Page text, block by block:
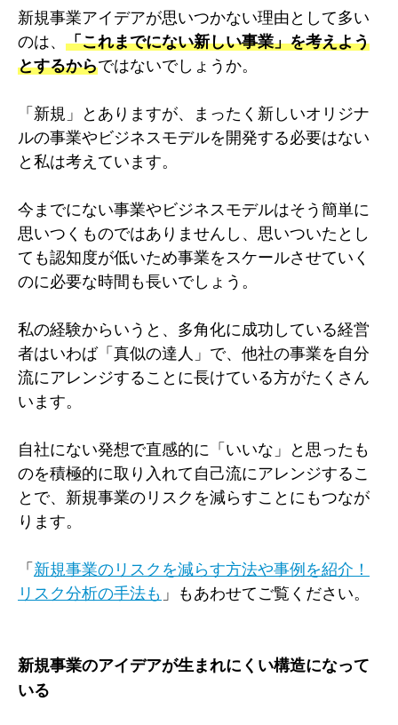
新規事業アイデアが思いつかない理由として多い
のは、 「これまでにない新しい事業」を考えよう
とするからではないでしょうか。
「新規」とありますが、まったく新しいオリジナ
ルの事業やビジネスモデルを開発する必要はない
と私は考えています。
今までにない事業やビジネスモデルはそう簡単に
思いつくものではありませんし、思いついたとし
ても認知度が低いため事業をスケールさせていく
のに必要な時間も長いでしょう。
私の経験からいうと、多角化に成功している経営
者はいわば「真似の達人」で、他社の事業を自分
流にアレンジすることに長けている方がたくさん
います。
自社にない発想で直感的に「いいな」と思ったも
のを積極的に取り入れて自己流にアレンジするこ
とで、新規事業のリスクを減らすことにもつなが
ります。
「新規事業のリスクを減らす方法や事例を紹介！
リスク分析の手法も 」もあわせてご覧ください。
新規事業のアイデアが生まれにくい構造になって
いる